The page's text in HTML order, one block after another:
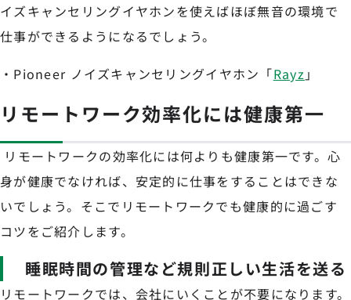
イズキャンセリングイヤホンを使えばほぼ無音の環境で
仕事ができるようになるでしょう。
・Pioneer ノイズキャンセリングイヤホン「Rayz 」
リモートワーク効率化には健康第一
リモートワークの効率化には何よりも健康第一です。心
身が健康でなければ、安定的に仕事をすることはできな
いでしょう。そこでリモートワークでも健康的に過ごす
コツをご紹介します。
睡眠時間の管理など規則正しい生活を送る
リモートワークでは、会社にいくことが不要になります。